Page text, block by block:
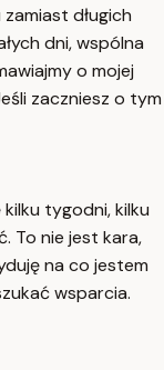
długich
dni, wspólna
o mojej
zaczniesz o tym
tygodni, kilku
To nie jest kara,
na co jestem
wsparcia.